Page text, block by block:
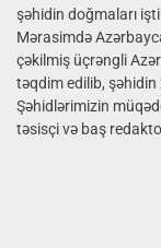
şəhidin doğmaları
Mərasimdə
çəkilmiş üçrəngli
təqdim edilib, şəhidin
Şəhidlərimizin
təsisçi və baş